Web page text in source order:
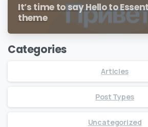
It’s time to say Hello to
theme
Categories
Articles
Post Types
Uncategorized